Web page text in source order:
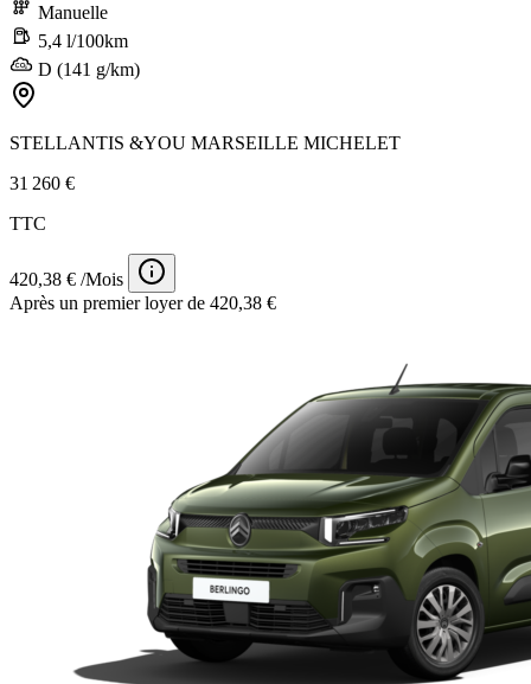
Manuelle
5,4 l/100km
D (141 g/km)
STELLANTIS &YOU MARSEILLE MICHELET
31 260 €
TTC
420,38 € /Mois
Après un premier loyer de 420,38 €